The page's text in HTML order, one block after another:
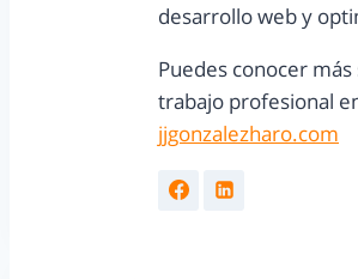
desarrollo web y
Puedes conocer
trabajo profesional
jjgonzalezharo.com